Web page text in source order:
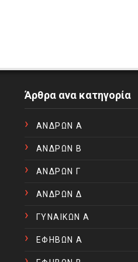
Άρθρα ανα κατηγορία
ΑΝΔΡΩΝ Α
ΑΝΔΡΩΝ Β
ΑΝΔΡΩΝ Γ
ΑΝΔΡΩΝ Δ
ΓΥΝΑΙΚΩΝ Α
ΕΦΗΒΩΝ Α